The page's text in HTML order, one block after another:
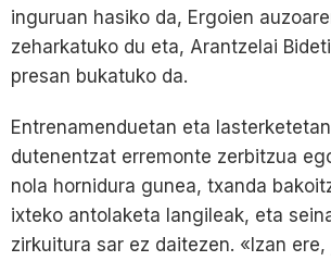
inguruan hasiko da, Ergoien
zeharkatuko du eta, Arantzelai
presan bukatuko da.
Entrenamenduetan eta
dutenentzat erremonte zerbitzua
nola hornidura gunea, txanda
ixteko antolaketa langileak, eta
zirkuitura sar ez daitezen. «Izan